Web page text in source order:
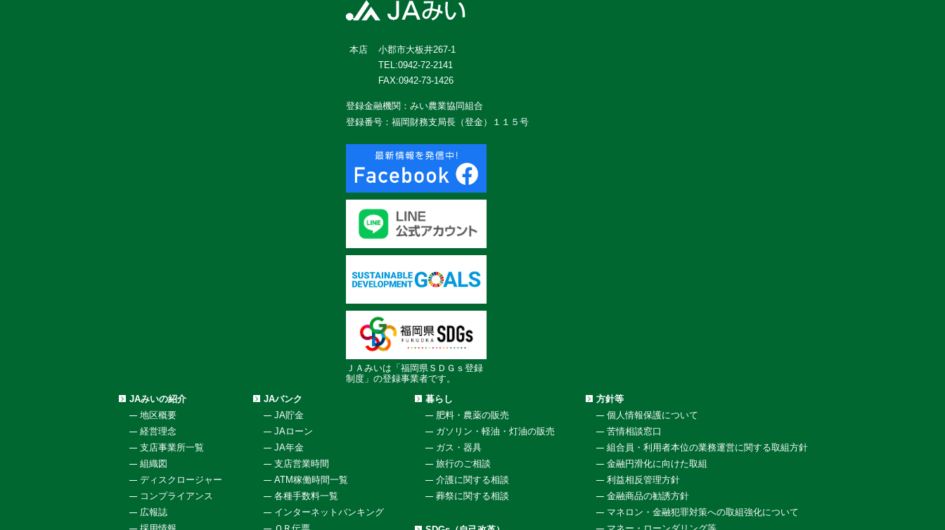
本店
小郡市大板井267-1
TEL:0942-72-2141
FAX:0942-73-1426
登録金融機関：みい農業協同組合
登録番号：福岡財務支局長（登金）１１５号
ＪＡみいは「福岡県ＳＤＧｓ登録
制度」の登録事業者です。
JAみいの紹介
地区概要
経営理念
支店事業所一覧
組織図
ディスクロージャー
コンプライアンス
広報誌
JAバンク
JA貯金
JAローン
JA年金
支店営業時間
ATM稼働時間一覧
各種手数料一覧
インターネットバンキング
暮らし
肥料・農薬の販売
ガソリン・軽油・灯油の販売
ガス・器具
旅行のご相談
介護に関する相談
葬祭に関する相談
方針等
個人情報保護について
苦情相談窓口
組合員・利用者本位の業務運営に関する取組方針
金融円滑化に向けた取組
利益相反管理方針
金融商品の勧誘方針
マネロン・金融犯罪対策への取組強化について